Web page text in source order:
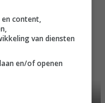
en content,
van diensten
en/of openen